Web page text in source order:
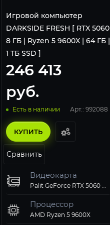
Игровой компьютер
DARKSIDE FRESH [ RTX 5060
8 ГБ | Ryzen 5 9600X | 64 ГБ |
1 ТБ SSD ]
246 413
руб.
Есть в наличии Арт.: 992088
КУПИТЬ
Сравнить
Видеокарта
Процессор
AMD Ryzen 5 9600X